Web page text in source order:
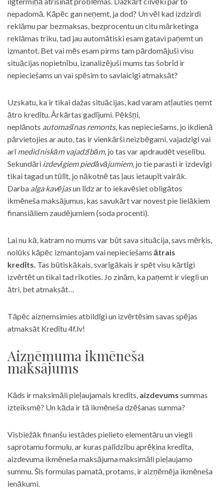
nepadomā. Kāpēc gan neņemt, ja dod? Un vēl kad izdzirdi
reklāmu par bezmaksas, bezprocentu un citu mārketinga
reklāmas triku, tad jau automātiski esam gatavi paņemt un
izmantot. Bet vai mēs esam pirms tam pārdomājuši visu
situācijas nopietnību, izanalizējuši mums tas šobrīd ir
nepieciešams un vai spēsim to savlaicīgi atmaksāt?
Uzskatu, ka ir tikai dažas situācijas, kad varam atļauties ņemt
ātro kredītu. Ārkārtas gadījumi. Pēkšņi,
neplānots automašīnas remonts, kas nepieciešams, jo ikdienā
pārvietojies ar auto, tas ir vienkārši neizbēgami, vajadzīgi vai
arīmedicīniskām vajadzībām, jo tas var apdraudēt veselību.
Sekundāri izdevīgiem piedāvājumiem, jo tie parasti ir izdevīgi
tikai tagad un tūlīt, jo nākotnē tas ļaus ietaupīt vairāk.
Darba alga kavējasun līdz ar to iekavēsiet obligātos
ikmēneša maksājumus, kas savukārt var novest pie lielākiem
finansiāliem zaudējumiem (soda procenti).
Lai nu kā, katram no mums var būt sava situācija, savs mērķis,
nolūks kāpēc izmantojam vai nepieciešams ātrais
kredīts. Tas būtiskākais, svarīgākais ir spēt visu kārtīgi
izvērtēt un tikai tad rīkoties. Jo zinām, ka paņemt ir viegli un
ātri, bet atmaksāt…
Tāpēc aizņemsimies atbildīgi un izvērtēsim savas spējas
atmaksāt Kredītu 4f.lv!
Aizņēmuma ikmēneša
maksājums
Kāds ir maksimāli pieļaujamais kredīts, aizdevums summas
izteiksmē? Un kāda ir tā ikmēneša dzēšanas summa?
Visbiežāk finanšu iestādes pielieto elementāru un viegli
saprotamu formulu, ar kuras palīdzību aprēķina kredīta,
aizdevuma ikmēneša maksājuma maksimāli pieļaujamo
summu. Šīs formulas pamatā, protams, ir aizņēmēja ikmēneša
ienākumi.